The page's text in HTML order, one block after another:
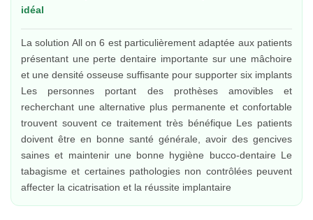
idéal
La solution All on 6 est particulièrement adaptée aux patients
présentant une perte dentaire importante sur une mâchoire
et une densité osseuse suffisante pour supporter six implants
Les personnes portant des prothèses amovibles et
recherchant une alternative plus permanente et confortable
trouvent souvent ce traitement très bénéfique Les patients
doivent être en bonne santé générale, avoir des gencives
saines et maintenir une bonne hygiène bucco-dentaire Le
tabagisme et certaines pathologies non contrôlées peuvent
affecter la cicatrisation et la réussite implantaire